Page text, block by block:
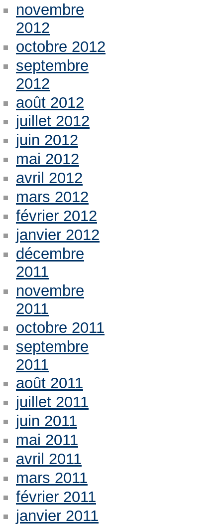
novembre
2012
octobre 2012
septembre
2012
août 2012
juillet 2012
juin 2012
mai 2012
avril 2012
mars 2012
février 2012
janvier 2012
décembre
2011
novembre
2011
octobre 2011
septembre
2011
août 2011
juillet 2011
juin 2011
mai 2011
avril 2011
mars 2011
février 2011
janvier 2011